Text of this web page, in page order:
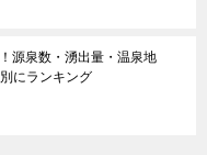
源泉数・湧出量・温泉地
にランキング